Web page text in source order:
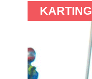
KARTING